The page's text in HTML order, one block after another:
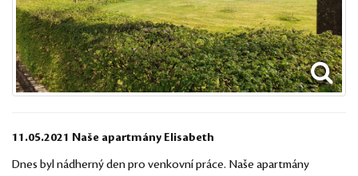
11.05.2021 Naše apartmány Elisabeth
Dnes byl nádherný den pro venkovní práce. Naše apartmány